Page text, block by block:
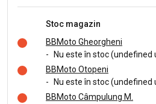
Stoc magazin
BBMoto Gheorgheni
-
Nu este în stoc (undefined
BBMoto Otopeni
-
Nu este în stoc (undefined
BBMoto Câmpulung M.